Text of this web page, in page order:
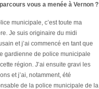
vous a menée à Vernon ?
municipale, c’est toute ma
Je suis originaire du midi
et j’ai commencé en tant que
gardienne de police municipale
région. J’ai ensuite gravi les
etj’ai, notamment, été
de la police municipale de la